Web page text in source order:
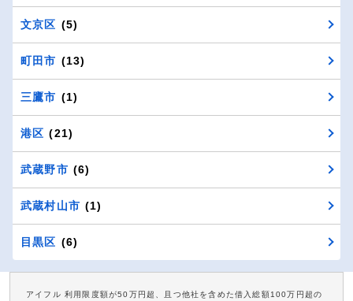
文京区 (5)
町田市 (13)
三鷹市 (1)
港区 (21)
武蔵野市 (6)
武蔵村山市 (1)
目黒区 (6)
アイフル 利用限度額が50万円超、且つ他社を含めた借入総額100万円超の